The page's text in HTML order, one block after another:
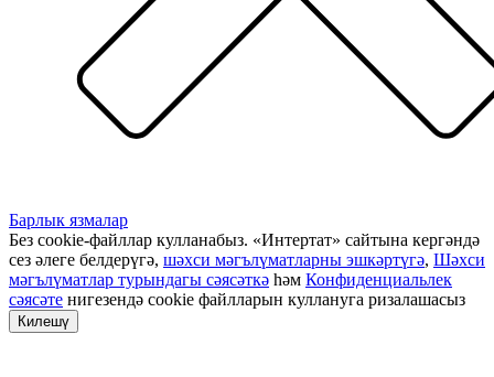
Барлык язмалар
Без cookie-файллар кулланабыз. «Интертат» сайтына кергәндә
сез әлеге белдерүгә, шәхси мәгълүматларны эшкәртүгә, Шәхси
мәгълүматлар турындагы сәясәткә һәм Конфиденциальлек
сәясәте нигезендә cookie файлларын куллануга ризалашасыз
Килешү